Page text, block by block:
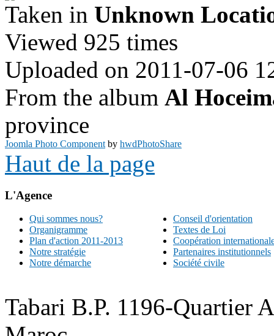
Taken in Unknown
Viewed 925 times
Uploaded on 2011-07-06
From the album Al
province
Joomla Photo Component by hwdPhotoShare
Haut de la page
L'Agence
Qui sommes nous?
Organigramme
Plan d'action 2011-2013
Notre stratégie
Notre démarche
Conseil d'orientation
Textes de Loi
Coopération
Partenaires institutionnels
Société civile
Tabari B.P. 1196-Quartier